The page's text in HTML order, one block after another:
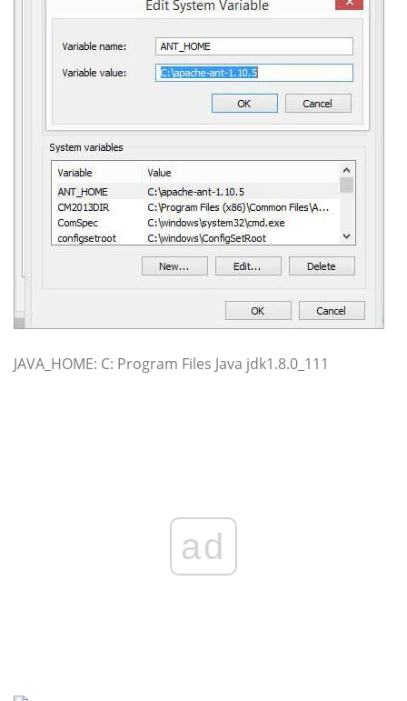
JAVA_HOME: C: Program Files Java jdk1.8.0_111
ad